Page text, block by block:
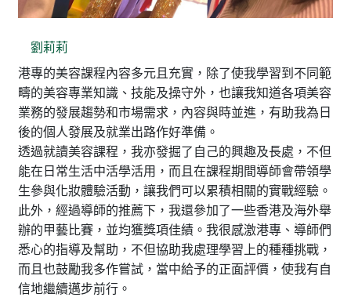
劉莉莉
港專的美容課程內容多元且充實，除了使我學習到不同範
疇的美容專業知識、技能及操守外，也讓我知道各項美容
業務的發展趨勢和市場需求，內容與時並進，有助我為日
後的個人發展及就業出路作好準備。
透過就讀美容課程，我亦發掘了自己的興趣及長處，不但
能在日常生活中活學活用，而且在課程期間導師會帶領學
生參與化妝體驗活動，讓我們可以累積相關的實戰經驗。
此外，經過導師的推薦下，我還參加了一些香港及海外舉
辦的甲藝比賽，並均獲獎項佳績。我很感激港專、導師們
悉心的指導及幫助，不但協助我處理學習上的種種挑戰，
而且也鼓勵我多作嘗試，當中給予的正面評價，使我有自
信地繼續邁步前行。